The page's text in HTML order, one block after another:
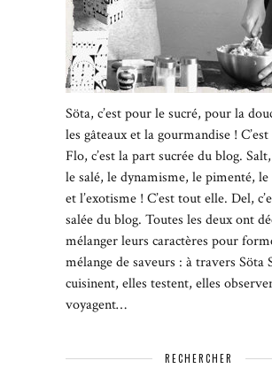
Söta, c’est pour le sucré, pour la
les gâteaux et la gourmandise !
Flo, c’est la part sucrée du blog.
le salé, le dynamisme, le pimenté,
et l’exotisme ! C’est tout elle. Del,
salée du blog. Toutes les deux ont
mélanger leurs caractères pour
mélange de saveurs : à travers Söta
cuisinent, elles testent, elles
voyagent…
RECHERCHER